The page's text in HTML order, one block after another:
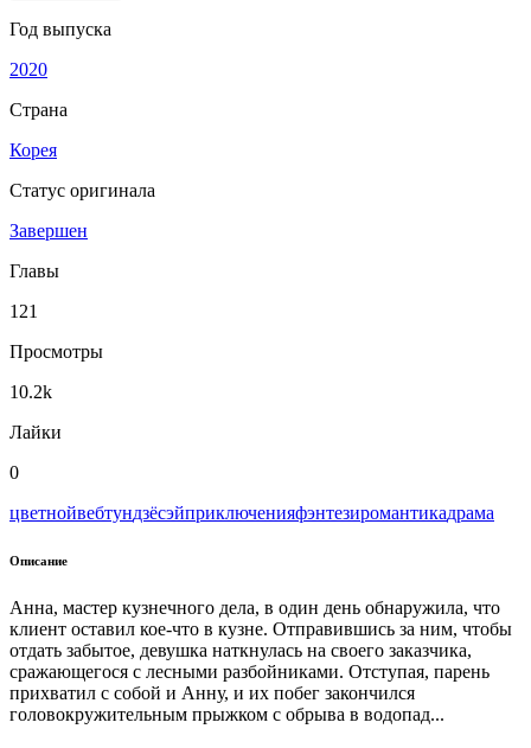
Год выпуска
2020
Страна
Корея
Статус оригинала
Завершен
Главы
121
Просмотры
10.2k
Лайки
0
цветнойвeбтундзёсэйприключенияфэнтезиромантикадрама
Описание
Анна, мастер кузнечного дела, в один день обнаружила, что
клиент оставил кое-что в кузне. Отправившись за ним, чтобы
отдать забытое, девушка наткнулась на своего заказчика,
сражающегося с лесными разбойниками. Отступая, парень
прихватил с собой и Анну, и их побег закончился
головокружительным прыжком с обрыва в водопад...